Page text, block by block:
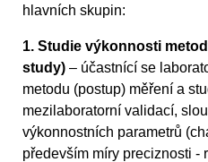
hlavních skupin:
1. Studie výkonnosti
study) – účastnící se
metodu (postup) měření a
mezilaboratorní validací,
výkonnostních parametrů
především míry preciznosti -